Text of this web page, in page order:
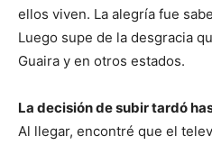
ellos viven. La alegría fue
Luego supe de la desgracia
Guaira y en otros estados.
La decisión de subir tardó
Al llegar, encontré que el